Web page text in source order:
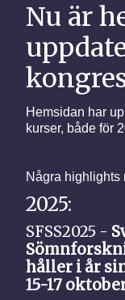
Nu är
Hemsidan har
kurser, både för
Några highlights
2025:
SFSS2025 -
håller i år
15-17